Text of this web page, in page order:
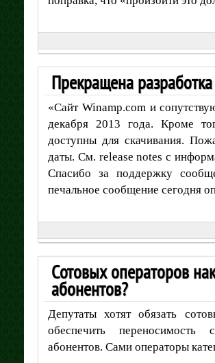
Прекращена
«Сайт Winamp.com и
декабря 2013 года. Кроме
доступны для скачивания.
даты. См. release notes с
Спасибо за поддержку
печальное сообщение сегодня
Сотовых операторов
абонентов?
Депутаты хотят обязать
обеспечить переносимость
абонентов. Сами операторы